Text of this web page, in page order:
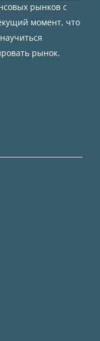
рынков с
момент, что
рынок.